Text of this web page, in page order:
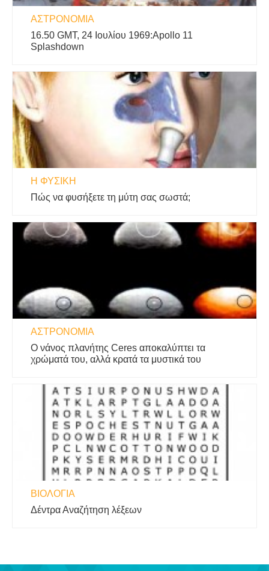
ΑΣΤΡΟΝΟΜΊΑ
16.50 GMT, 24 Ιουλίου 1969:Apollo 11
Splashdown
Η ΦΥΣΙΚΗ
Πώς να φυσήξετε τη μύτη σας σωστά;
ΑΣΤΡΟΝΟΜΊΑ
Ο νάνος πλανήτης Ceres αποκαλύπτει τα
χρώματά του, αλλά κρατά τα μυστικά του
ΒΙΟΛΟΓΊΑ
Δέντρα Αναζήτηση λέξεων